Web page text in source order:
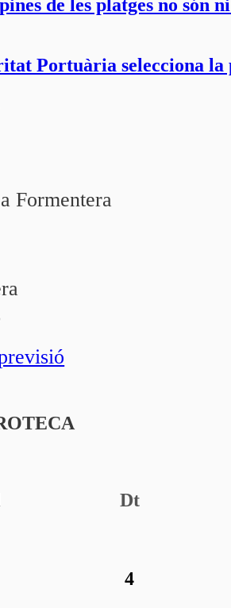
de les platges no
Portuària selecciona
Formentera
Dt
4